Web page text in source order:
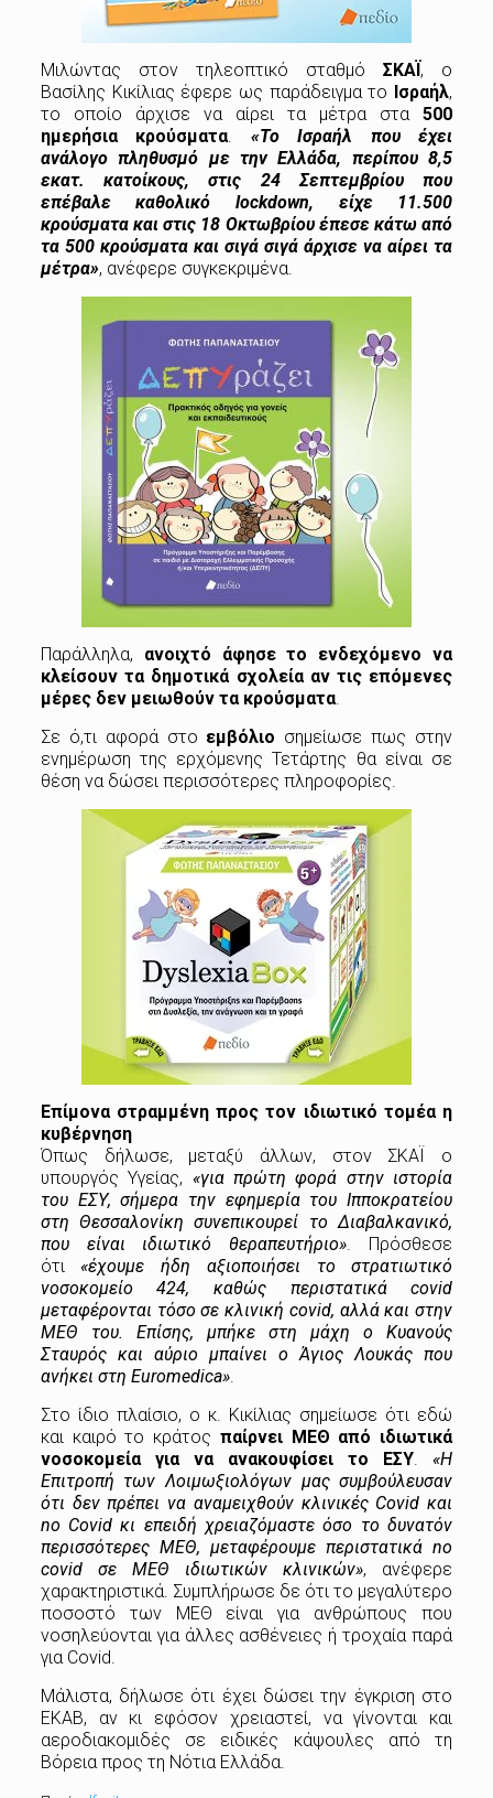
Μιλώντας στον τηλεοπτικό σταθμόΣΚΑΪ , ο
Βασίλης Κικίλιας έφερε ως παράδειγμα το
Ισραήλ,
το οποίο άρχισε να αίρει τα μέτρα στα500
ημερήσια κρούσματα. «Το Ισραήλ που έχει
ανάλογο πληθυσμό με την Ελλάδα, περίπου 8,5
εκατ. κατοίκους, στις 24 Σεπτεμβρίου που
επέβαλε καθολικό lockdown, είχε 11.500
κρούσματα και στις 18 Οκτωβρίου έπεσε κάτω από
τα 500 κρούσματα και σιγά σιγά άρχισε να αίρει τα
μέτρα», ανέφερε συγκεκριμένα.
Παράλληλα, ανοιχτό άφησε το ενδεχόμενο να
κλείσουν τα δημοτικά σχολεία αν τις επόμενες
μέρες δεν μειωθούν τα κρούσματα.
Σε ό,τι αφορά στο εμβόλιο σημείωσε πως στην
ενημέρωση της ερχόμενης Τετάρτης θα είναι σε
θέση να δώσει περισσότερες πληροφορίες.
Επίμονα στραμμένη προς τον ιδιωτικό τομέα η
κυβέρνηση
Όπως δήλωσε, μεταξύ άλλων, στον ΣΚΑΪ ο
υπουργός Υγείας, «για πρώτη φορά στην ιστορία
του ΕΣΥ, σήμερα την εφημερία του Ιπποκρατείου
στη Θεσσαλονίκη συνεπικουρεί το Διαβαλκανικό,
που είναι ιδιωτικό θεραπευτήριο». Πρόσθεσε
ότι«έχουμε ήδη αξιοποιήσει το στρατιωτικό
νοσοκομείο 424, καθώς περιστατικά covid
μεταφέρονται τόσο σε κλινική covid, αλλά και στην
ΜΕΘ του. Επίσης, μπήκε στη μάχη ο Κυανούς
Σταυρός και αύριο μπαίνει ο Άγιος Λουκάς που
ανήκει στη Euromedica».
Στο ίδιο πλαίσιο, ο κ. Κικίλιας σημείωσε ότι εδώ
και καιρό το κράτος παίρνει ΜΕΘ από ιδιωτικά
νοσοκομεία για να ανακουφίσει το ΕΣΥ.«Η
Επιτροπή των Λοιμωξιολόγων μας συμβούλευσαν
ότι δεν πρέπει να αναμειχθούν κλινικές Covid και
no Covid κι επειδή χρειαζόμαστε όσο το δυνατόν
περισσότερες ΜΕΘ, μεταφέρουμε περιστατικά no
covid σε ΜΕΘ ιδιωτικών κλινικών», ανέφερε
χαρακτηριστικά. Συμπλήρωσε δε ότι το μεγαλύτερο
ποσοστό των ΜΕΘ είναι για ανθρώπους που
νοσηλεύονται για άλλες ασθένειες ή τροχαία παρά
για Covid.
Μάλιστα, δήλωσε ότι έχει δώσει την έγκριση στο
ΕΚΑΒ, αν κι εφόσον χρειαστεί, να γίνονται και
αεροδιακομιδές σε ειδικές κάψουλες από τη
Βόρεια προς τη Νότια Ελλάδα.